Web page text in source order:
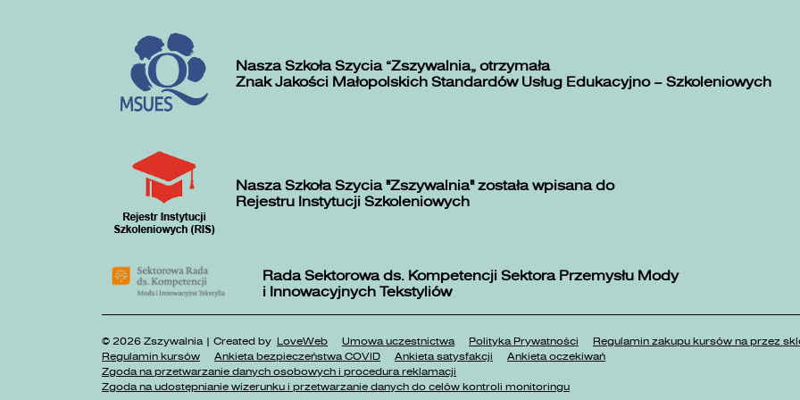
Nasza Szkoła Szycia „Zszywalnia” otrzymała
Znak Jakości Małopolskich Standardów Usług Edukacyjno – Szkoleniowych
Nasza Szkoła Szycia "Zszywalnia" została wpisana do
Rejestru Instytucji Szkoleniowych
Rada Sektorowa ds. Kompetencji Sektora Przemysłu Mody
i Innowacyjnych Tekstyliów
© 2026 Zszywalnia | Created by LoveWeb Umowa uczestnictwa Polityka Prywatności
Regulamin zakupu kursów na przez
Regulamin kursów
Ankieta bezpieczeństwa COVID Ankieta satysfakcji
Ankieta oczekiwań
Zgoda na przetwarzanie danych osobowych i procedura reklamacji
Zgoda na udostępnianie wizerunku i przetwarzanie danych do celów kontroli monitoringu